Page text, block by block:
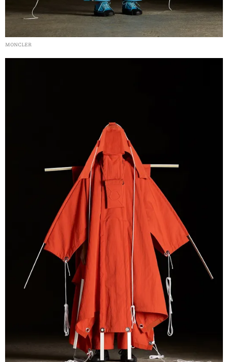
MONCLER